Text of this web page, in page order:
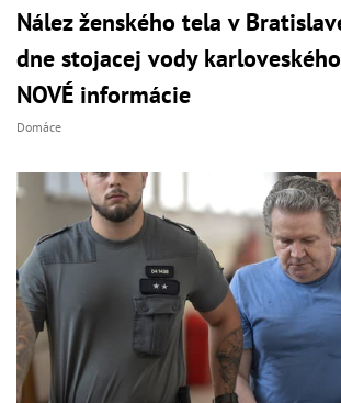
Nález ženského tela v
dne stojacej vody
NOVÉ informácie
Domáce